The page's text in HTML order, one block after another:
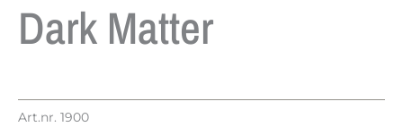
Dark Matter
Art.nr. 1900